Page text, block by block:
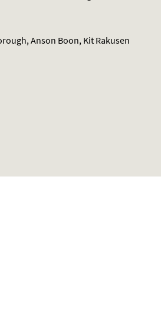
Anson Boon, Kit Rakusen